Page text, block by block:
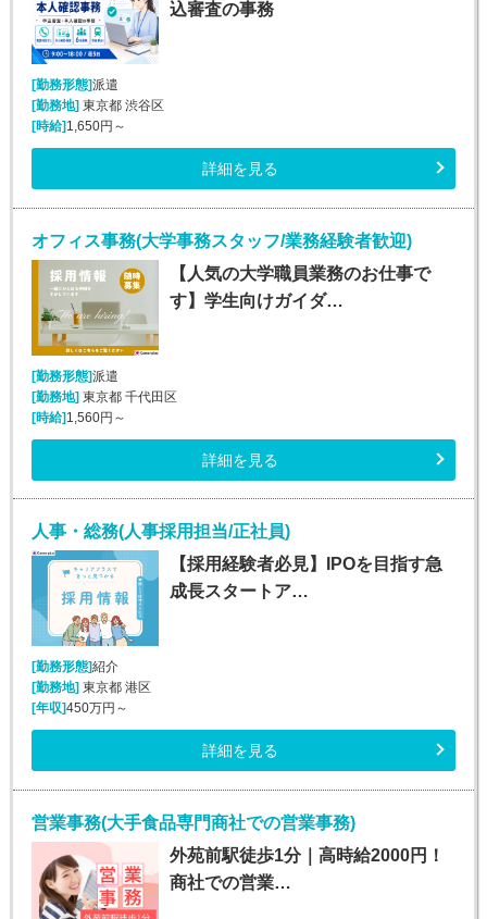
込審査の事務
[勤務形態]派遣
[勤務地]東京都 渋谷区
[時給]1,650円～
詳細を見る
オフィス事務(大学事務スタッフ/業務経験者歓迎)
【人気の大学職員業務のお仕事で
す】学生向けガイダ…
[勤務形態]派遣
[勤務地]東京都 千代田区
[時給]1,560円～
詳細を見る
人事・総務(人事採用担当/正社員)
【採用経験者必見】IPOを目指す急
成長スタートア…
[勤務形態]紹介
[勤務地] 東京都 港区
[年収]450万円～
詳細を見る
営業事務(大手食品専門商社での営業事務)
外苑前駅徒歩1分｜高時給2000円！
商社での営業…